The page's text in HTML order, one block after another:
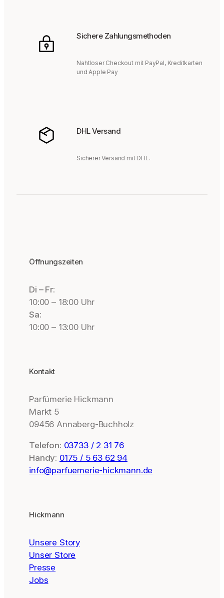
Sichere Zahlungsmethoden
Nahtloser Checkout mit PayPal, Kreditkarten
und Apple Pay
DHL Versand
Sicherer Versand mit DHL.
Öffnungszeiten
Di – Fr:
10:00 – 18:00 Uhr
Sa:
10:00 – 13:00 Uhr
Kontakt
Parfümerie Hickmann
Markt 5
09456 Annaberg-Buchholz
Telefon: 03733 / 2 31 76
Handy: 0175 / 5 63 62 94
info@parfuemerie-hickmann.de
Hickmann
Unsere Story
Unser Store
Presse
Jobs